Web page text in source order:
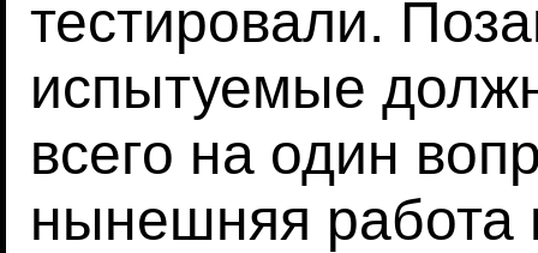
тестировали.
испытуемые
всего на один
нынешняя работа